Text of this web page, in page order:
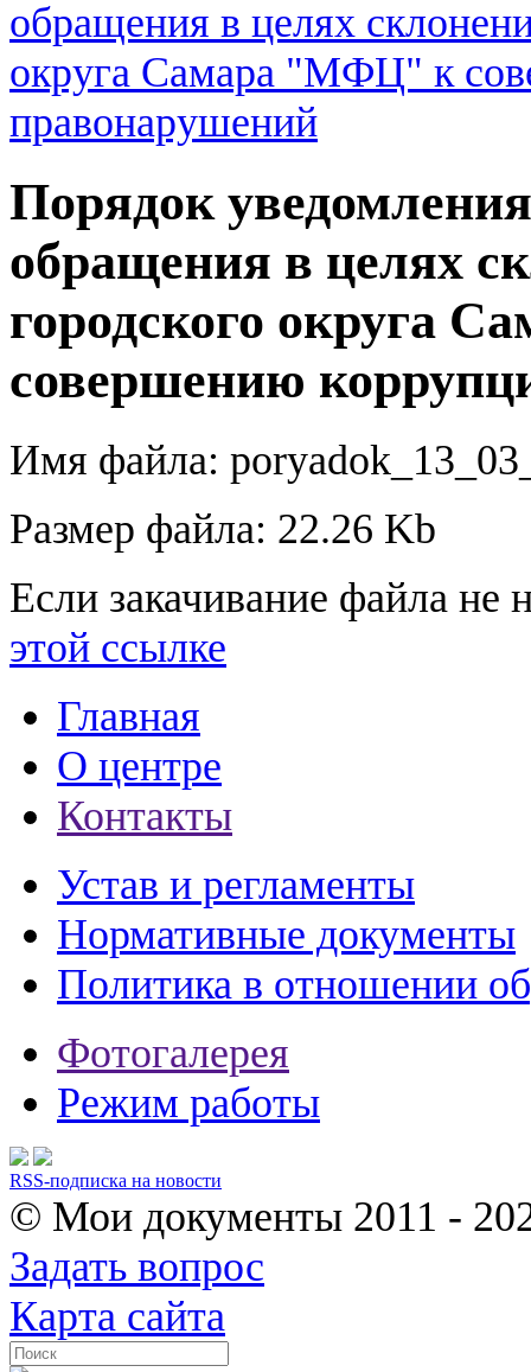
обращения в целях
округа Самара "МФЦ" к
правонарушений
Порядок
обращения в целях
городского округа
совершению
Имя файла:
Размер файла: 22.26 Kb
Если закачивание файла не
этой ссылке
Главная
О центре
Контакты
Устав и регламенты
Нормативные документы
Политика в отношении
Фотогалерея
Режим работы
RSS-подписка на новости
© Мои документы 2011 -
Задать вопрос
Карта сайта